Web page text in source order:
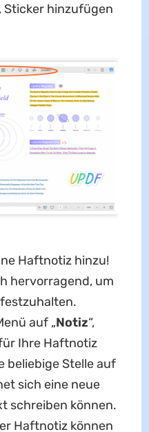
Sticker hinzufügen
Haftnotiz hinzu!
hervorragend, um
auf „Notiz“,
Ihre Haftnotiz
beliebige Stelle auf
sich eine neue
schreiben können.
Haftnotiz können